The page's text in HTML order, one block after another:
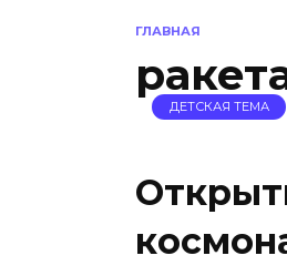
ГЛАВНАЯ
ДЕТСКАЯ ТЕМА